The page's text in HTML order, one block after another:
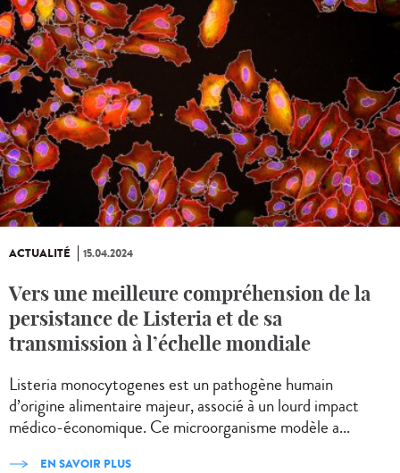
ACTUALITÉ 15.04.2024
Vers une meilleure compréhension de la
persistance de Listeria et de sa
transmission à l’échelle mondiale
Listeria monocytogenes est un pathogène humain
d’origine alimentaire majeur, associé à un lourd impact
médico-économique. Ce microorganisme modèle a...
EN SAVOIR PLUS